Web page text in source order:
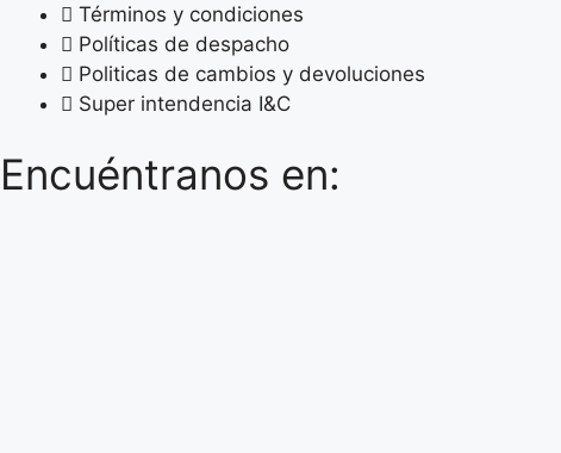
Términos y condiciones
Políticas de despacho
Politicas de cambios y devoluciones
Super intendencia I&C
Encuéntranos en: